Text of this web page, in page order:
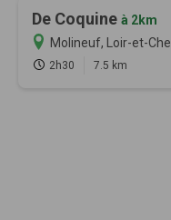
De Coquine à 2km
Molineuf, Loir-et-
2h30 7.5 km